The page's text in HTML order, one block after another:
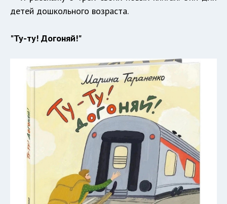
детей дошкольного возраста.
"Ту-ту! Догоняй!"